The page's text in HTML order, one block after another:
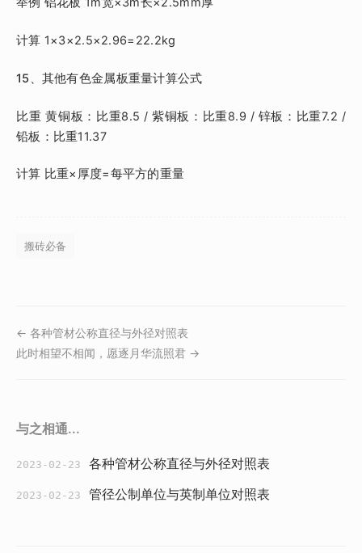
计算 1×3×2.5×2.96=22.2kg
15、其他有色金属板重量计算公式
比重 黄铜板：比重8.5 / 紫铜板：比重8.9 / 锌板：比重7.2 /
铅板：比重11.37
计算 比重×厚度=每平方的重量
搬砖必备
← 各种管材公称直径与外径对照表
此时相望不相闻，愿逐月华流照君 →
与之相通...
2023-02-23 各种管材公称直径与外径对照表
2023-02-23 管径公制单位与英制单位对照表